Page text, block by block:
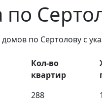
по
по Сертолову с
Кол-во
квартир
288